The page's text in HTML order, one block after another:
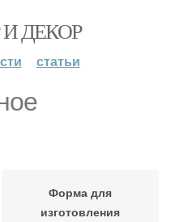
ДЕКОР
статьи
Форма для
изготовления